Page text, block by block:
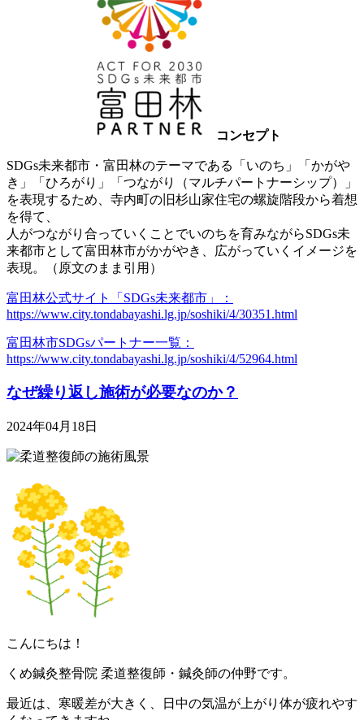
コンセプト
SDGs未来都市・富田林のテーマである「いのち」「かがや
き」「ひろがり」「つながり（マルチパートナーシップ）」
を表現するため、寺内町の旧杉山家住宅の螺旋階段から着想
を得て、
人がつながり合っていくことでいのちを育みながらSDGs未
来都市として富田林市がかがやき、広がっていくイメージを
表現。（原文のまま引用）
富田林公式サイト「SDGs未来都市」：
https://www.city.tondabayashi.lg.jp/soshiki/4/30351.html
富田林市SDGsパートナー一覧：
https://www.city.tondabayashi.lg.jp/soshiki/4/52964.html
なぜ繰り返し施術が必要なのか？
2024年04月18日
こんにちは！
くめ鍼灸整骨院 柔道整復師・鍼灸師の仲野です。
最近は、寒暖差が大きく、日中の気温が上がり体が疲れやす